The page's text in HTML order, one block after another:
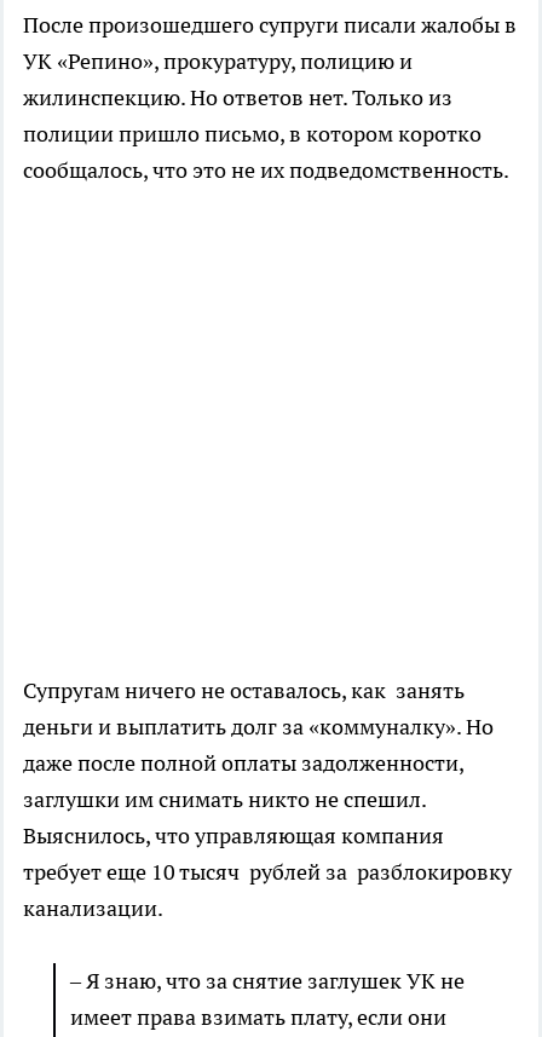
После произошедшего супруги писали жалобы в
УК «Репино», прокуратуру, полицию и
жилинспекцию. Но ответов нет. Только из
полиции пришло письмо, в котором коротко
сообщалось, что это не их подведомственность.
Супругам ничего не оставалось, как занять
деньги и выплатить долг за «коммуналку». Но
даже после полной оплаты задолженности,
заглушки им снимать никто не спешил.
Выяснилось, что управляющая компания
требует еще 10 тысяч рублей за разблокировку
канализации.
– Я знаю, что за снятие заглушек УК не
имеет права взимать плату, если они